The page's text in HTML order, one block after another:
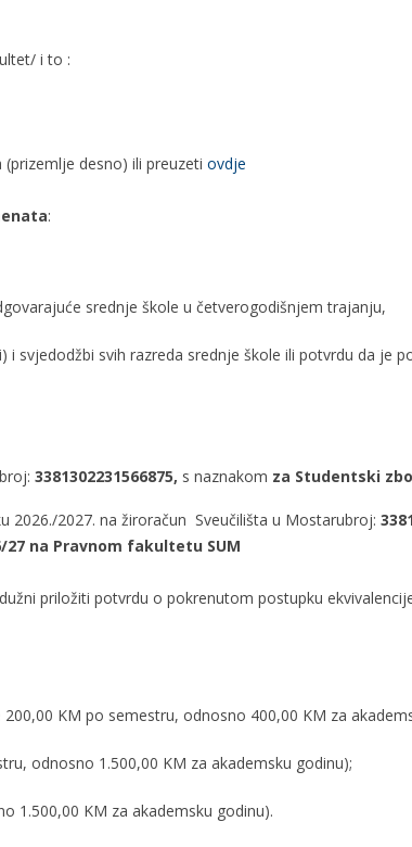
i to :
desno) ili preuzeti ovdje
:
srednje škole u četverogodišnjem trajanju,
svih razreda srednje škole ili potvrdu da je
3381302231566875, s naznakom za Studentski
2026./2027. na žiroračun Sveučilišta u Mostarubroj:
na Pravnom fakultetu SUM
priložiti potvrdu o pokrenutom postupku
KM po semestru, odnosno 400,00 KM za
odnosno 1.500,00 KM za akademsku godinu);
1.500,00 KM za akademsku godinu).